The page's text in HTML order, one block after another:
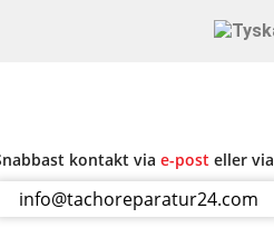
kontakt via e-posteller via
info@tachoreparatur24.com